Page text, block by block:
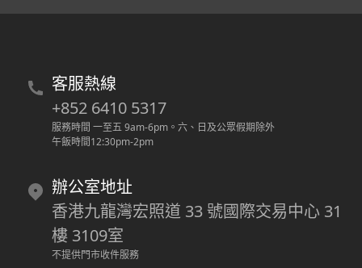
客服熱線
+852 6410 5317
服務時間 一至五 9am-6pm 。 六、日及公眾假期除外
午飯時間12:30pm-2pm
辦公室地址
香港九龍灣宏照道 33 號國際交易中心 31
樓 3109室
不提供門市收件服務